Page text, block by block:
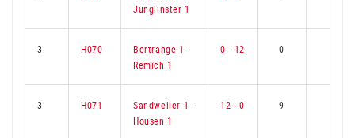
Junglinster 1
3 H070 Bertrange 1 -
Remich 1
0 - 12 0
3 H071 Sandweiler 1 -
Housen 1
12 - 0 9